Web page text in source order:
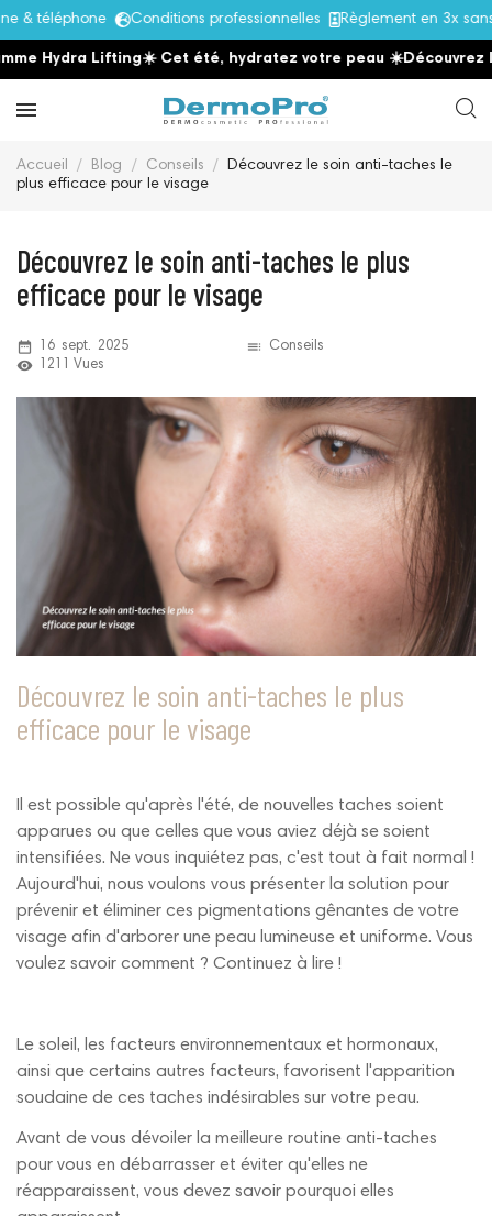
Conditions professionnelles Règlement en 3x sans
Lifting ☀️ Cet été, hydratez votre peau ☀️Découvrez la
Accueil Blog Conseils
Découvrez le soin anti-taches le
plus efficace pour le visage
Découvrez le soin anti-taches le plus
efficace pour le visage
date_range 16 sept. 2025 toc Conseils
remove_red_eye 1211 Vues
Découvrez le soin anti-taches le plus
efficace pour le visage
Il est possible qu'après l'été, de nouvelles taches soient
apparues ou que celles que vous aviez déjà se soient
intensifiées. Ne vous inquiétez pas, c'est tout à fait normal !
Aujourd'hui, nous voulons vous présenter la solution pour
prévenir et éliminer ces pigmentations gênantes de votre
visage afin d'arborer une peau lumineuse et uniforme. Vous
voulez savoir comment ? Continuez à lire !
Le soleil, les facteurs environnementaux et hormonaux,
ainsi que certains autres facteurs, favorisent l'apparition
soudaine de ces taches indésirables sur votre peau.
Avant de vous dévoiler la meilleure routine anti-taches
pour vous en débarrasser et éviter qu'elles ne
réapparaissent, vous devez savoir pourquoi elles